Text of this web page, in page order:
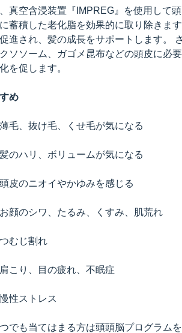
真空含浸装置『IMPREG』を使用して
蓄積した老化脂を効果的に取り除きま
進され、髪の成長をサポートします。
ソソーム、ガゴメ昆布などの頭皮に必
を促します。
め
薄毛、抜け毛、くせ毛が気になる
髪のハリ、ボリュームが気になる
頭皮のニオイやかゆみを感じる
お顔のシワ、たるみ、くすみ、肌荒れ
つむじ割れ
肩こり、目の疲れ、不眠症
慢性ストレス
でも当てはまる方は頭頭脳プログラム